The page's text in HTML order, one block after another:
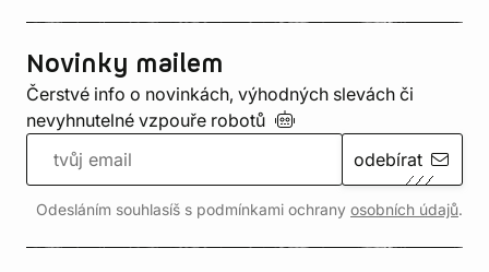
Novinky mailem
Čerstvé info o novinkách, výhodných slevách či
nevyhnutelné vzpouře robotů
odebírat
Odesláním souhlasíš s podmínkami ochrany osobních údajů.